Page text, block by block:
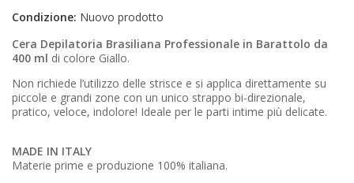
NOVITÀ
ARTICOLI IN OFFERTA
DICONO DI NOI
Condizione: Nuovo prodotto
Cera Depilatoria Brasiliana Professionale in Barattolo da
400 ml di colore Giallo.
Non richiede l’utilizzo delle strisce e si applica direttamente su
piccole e grandi zone con un unico strappo bi-direzionale,
pratico, veloce, indolore! Ideale per le parti intime più delicate.
MADE IN ITALY
Materie prime e produzione 100% italiana.